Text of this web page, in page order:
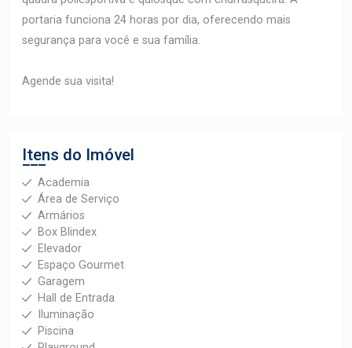
portaria funciona 24 horas por dia, oferecendo mais
segurança para você e sua família.
Agende sua visita!
Itens do Imóvel
Academia
Área de Serviço
Armários
Box Blindex
Elevador
Espaço Gourmet
Garagem
Hall de Entrada
Iluminação
Piscina